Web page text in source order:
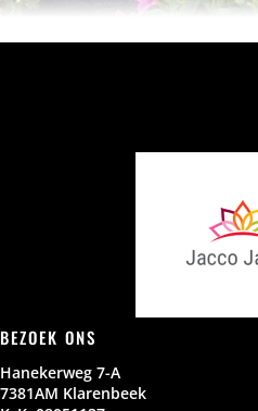
BEZOEK ONS
Hanekerweg 7-A
7381AM Klarenbeek